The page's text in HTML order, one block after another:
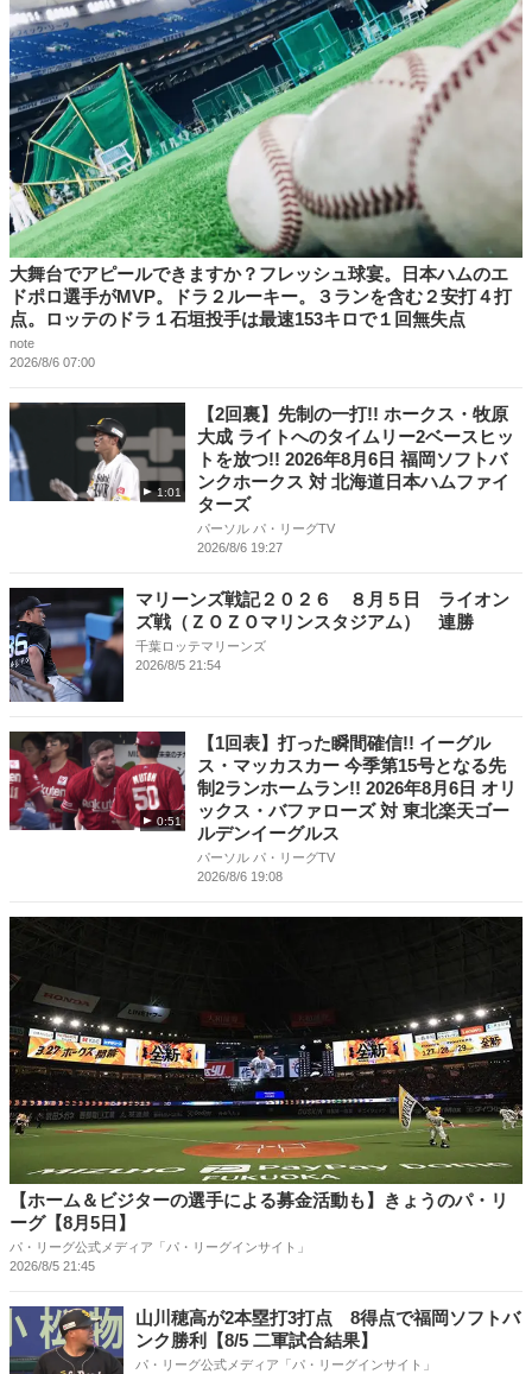
大舞台でアピールできますか？フレッシュ球宴。日本ハムのエ
ドポロ選手がMVP。ドラ２ルーキー。３ランを含む２安打４打
点。ロッテのドラ１石垣投手は最速153キロで１回無失点
note
2026/8/6 07:00
1:01
【2回裏】先制の一打!! ホークス・牧原
大成 ライトへのタイムリー2ベースヒッ
トを放つ!! 2026年8月6日 福岡ソフトバ
ンクホークス 対 北海道日本ハムファイ
ターズ
パーソル パ・リーグTV
2026/8/6 19:27
マリーンズ戦記２０２６ ８月５日 ライオン
ズ戦（ＺＯＺＯマリンスタジアム） 連勝
千葉ロッテマリーンズ
2026/8/5 21:54
0:51
【1回表】打った瞬間確信!! イーグル
ス・マッカスカー 今季第15号となる先
制2ランホームラン!! 2026年8月6日 オリ
ックス・バファローズ 対 東北楽天ゴー
ルデンイーグルス
パーソル パ・リーグTV
2026/8/6 19:08
【ホーム＆ビジターの選手による募金活動も】きょうのパ・リ
ーグ【8月5日】
パ・リーグ公式メディア「パ・リーグインサイト」
2026/8/5 21:45
山川穂高が2本塁打3打点 8得点で福岡ソフトバ
ンク勝利【8/5 二軍試合結果】
パ・リーグ公式メディア「パ・リーグインサイト」